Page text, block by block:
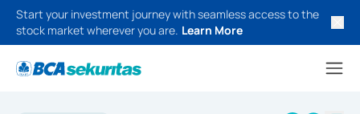
Start your investment journey with seamless access to the
stock market wherever you are. Learn More